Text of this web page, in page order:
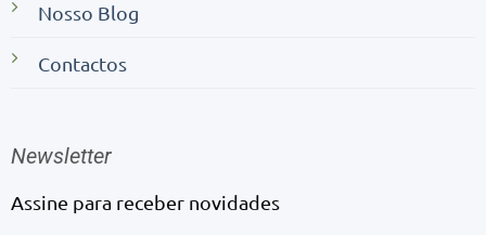
Nosso Blog
Contactos
Newsletter
Assine para receber novidades